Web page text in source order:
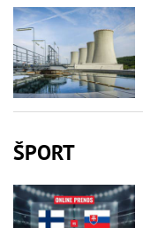
ŠPORT